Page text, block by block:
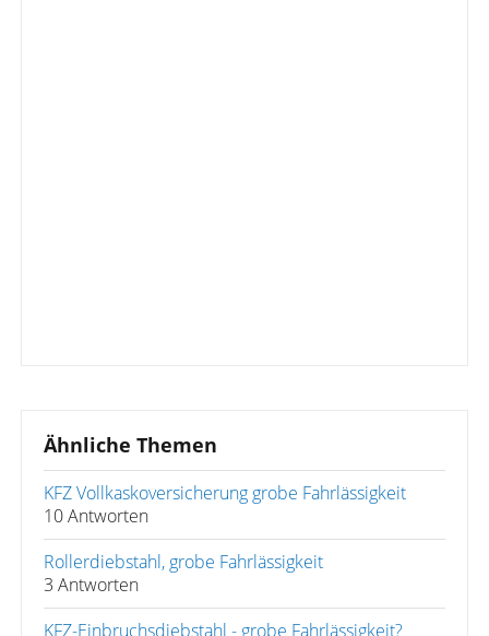
Ähnliche Themen
KFZ Vollkaskoversicherung grobe Fahrlässigkeit
10 Antworten
Rollerdiebstahl, grobe Fahrlässigkeit
3 Antworten
KFZ-Einbruchsdiebstahl - grobe Fahrlässigkeit?